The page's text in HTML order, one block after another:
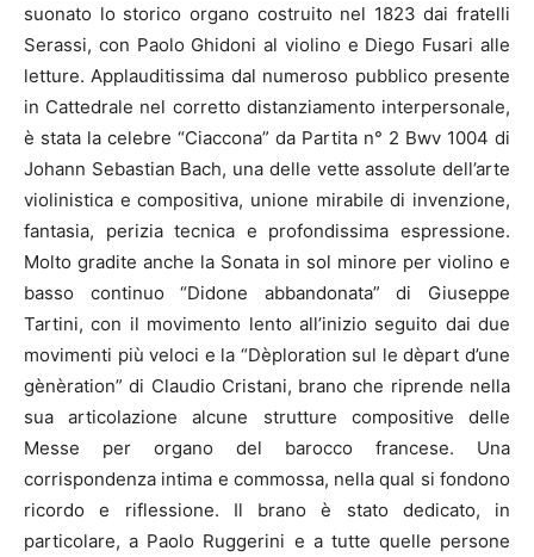
suonato lo storico organo costruito nel 1823 dai fratelli
Serassi, con Paolo Ghidoni al violino e Diego Fusari alle
letture. Applauditissima dal numeroso pubblico presente
in Cattedrale nel corretto distanziamento interpersonale,
è stata la celebre “Ciaccona” da Partita n° 2 Bwv 1004 di
Johann Sebastian Bach, una delle vette assolute dell’arte
violinistica e compositiva, unione mirabile di invenzione,
fantasia, perizia tecnica e profondissima espressione.
Molto gradite anche la Sonata in sol minore per violino e
basso continuo “Didone abbandonata” di Giuseppe
Tartini, con il movimento lento all’inizio seguito dai due
movimenti più veloci e la “Dèploration sul le dèpart d’une
gènèration” di Claudio Cristani, brano che riprende nella
sua articolazione alcune strutture compositive delle
Messe per organo del barocco francese. Una
corrispondenza intima e commossa, nella qual si fondono
ricordo e riflessione. Il brano è stato dedicato, in
particolare, a Paolo Ruggerini e a tutte quelle persone